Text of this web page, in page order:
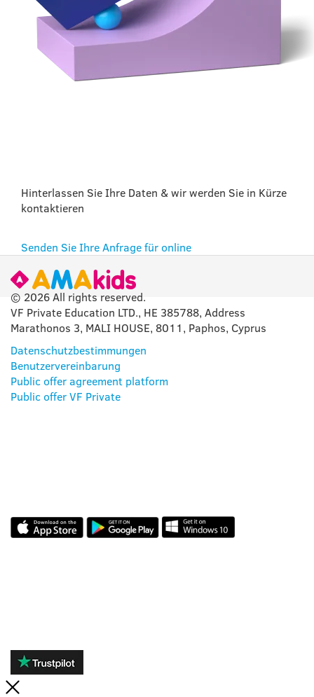
Hinterlassen Sie Ihre Daten & wir werden Sie in Kürze
kontaktieren
Senden Sie Ihre Anfrage für online
© 2026 All rights reserved.
VF Private Education LTD., HE 385788, Address
Marathonos 3, MALI HOUSE, 8011, Paphos, Cyprus
Datenschutzbestimmungen
Benutzervereinbarung
Public offer agreement platform
Public offer VF Private